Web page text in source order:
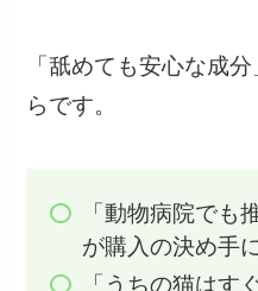
「舐めても安心な成
らです。
「動物病院でも
が購入の決め手
「うちの猫はす